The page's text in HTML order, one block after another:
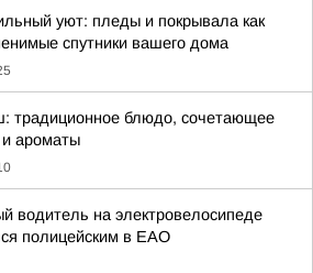
уют: пледы и покрывала как
спутники вашего дома
традиционное блюдо, сочетающее
и ароматы
водитель на электровелосипеде
полицейским в ЕАО